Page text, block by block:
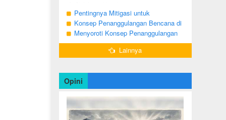
"Berdasarkan Undang-undang Nomor 24
Tahun 2007, tentang Penanggulangan
Bencana, Pemerintah dan Pemerintah
Daerah menjadi penanggung jawab
dalam penyelenggaraan
penanggulangan bencana. ...
Pentingnya Mitigasi untuk
Mengurangi Risiko Bencana di
Bojonegoro
Konsep Penanggulangan Bencana di
Bojonegoro Masih Mengutamakan
Tanggap Darurat
Menyoroti Konsep Penanggulangan
Bencana di Kabupaten Bojonegoro
Lainnya
Opini